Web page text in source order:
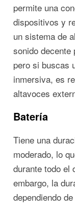
permite una
dispositivos y
un sistema de
sonido
pero si buscas
inmersiva, es
altavoces
Batería
Tiene una
moderado, lo
durante todo el
embargo, la
dependiendo